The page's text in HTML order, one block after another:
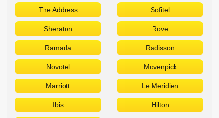
The Address Sofitel
Sheraton Rove
Ramada Radisson
Novotel Movenpick
Marriott Le Meridien
Ibis Hilton